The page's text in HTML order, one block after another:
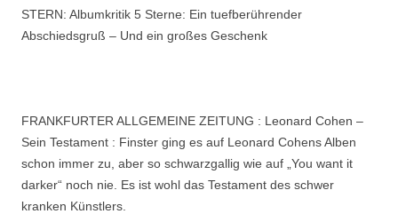
STERN: Albumkritik 5 Sterne: Ein tuefberührender
Abschiedsgruß – Und ein großes Geschenk
FRANKFURTER ALLGEMEINE ZEITUNG : Leonard Cohen –
Sein Testament : Finster ging es auf Leonard Cohens Alben
schon immer zu, aber so schwarzgallig wie auf „You want it
darker“ noch nie. Es ist wohl das Testament des schwer
kranken Künstlers.